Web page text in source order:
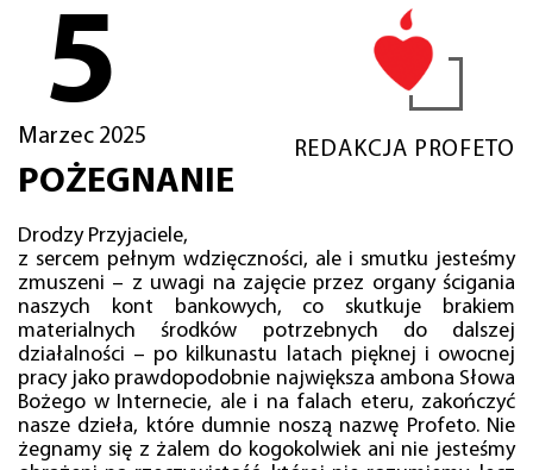
5
Marzec 2025
REDAKCJA PROFETO
POŻEGNANIE
Drodzy Przyjaciele,
z sercem pełnym wdzięczności, ale i smutku jesteśmy
zmuszeni – z uwagi na zajęcie przez organy ścigania
naszych kont bankowych, co skutkuje brakiem
materialnych środków potrzebnych do dalszej
działalności – po kilkunastu latach pięknej i owocnej
pracy jako prawdopodobnie największa ambona Słowa
Bożego w Internecie, ale i na falach eteru, zakończyć
nasze dzieła, które dumnie noszą nazwę Profeto. Nie
żegnamy się z żalem do kogokolwiek ani nie jesteśmy